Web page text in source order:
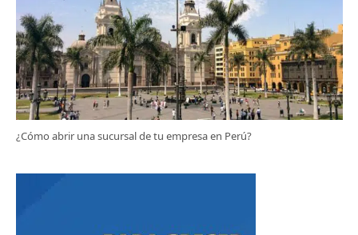
¿Cómo abrir una sucursal de tu empresa en Perú?